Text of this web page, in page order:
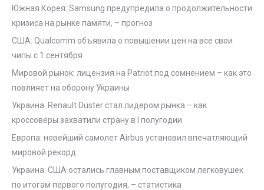
Южная Корея: Samsung предупредила о продолжительности
кризиса на рынке памяти, – прогноз
США: Qualcomm объявила о повышении цен на все свои
чипы с 1 сентября
Мировой рынок: лицензия на Patriot под сомнением – как это
повлияет на оборону Украины
Украина: Renault Duster стал лидером рынка – как
кроссоверы захватили страну в I полугодии
Европа: новейший самолет Airbus установил впечатляющий
мировой рекорд
Украина: США остались главным поставщиком легковушек
по итогам первого полугодия, – статистика